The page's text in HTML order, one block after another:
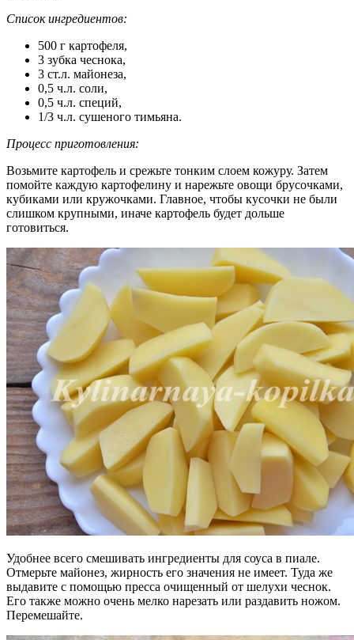
Список ингредиентов:
500 г картофеля,
3 зубка чеснока,
3 ст.л. майонеза,
0,5 ч.л. соли,
0,5 ч.л. специй,
1/3 ч.л. сушеного тимьяна.
Процесс приготовления:
Возьмите картофель и срежьте тонким слоем кожуру. Затем
помойте каждую картофелину и нарежьте овощи брусочками,
кубиками или кружочками. Главное, чтобы кусочки не были
слишком крупными, иначе картофель будет дольше
готовиться.
Удобнее всего смешивать ингредиенты для соуса в пиале.
Отмерьте майонез, жирность его значения не имеет. Туда же
выдавите с помощью пресса очищенный от шелухи чеснок.
Его также можно очень мелко нарезать или раздавить ножом.
Перемешайте.